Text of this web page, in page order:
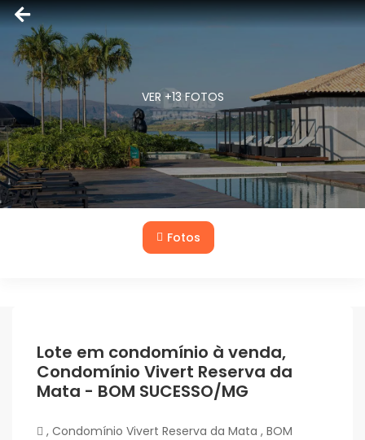
VER +13 FOTOS
Fotos
Lote em condomínio à venda,
Condomínio Vivert Reserva da
Mata - BOM SUCESSO/MG
, Condomínio Vivert Reserva da Mata , BOM